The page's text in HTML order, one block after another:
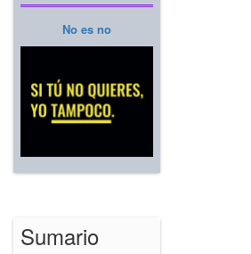
No es no
Sumario